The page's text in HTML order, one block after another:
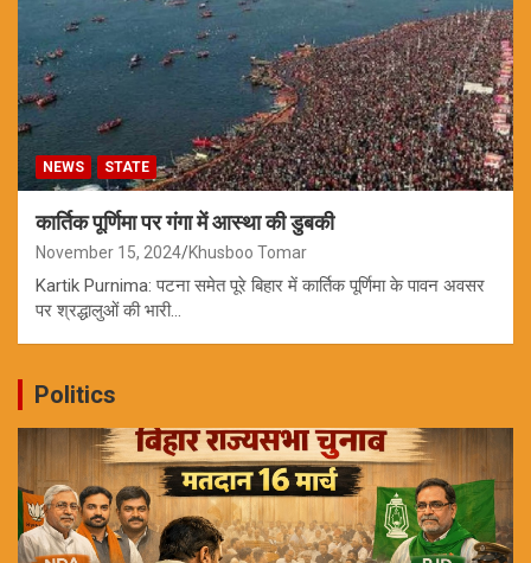
NEWS STATE
कार्तिक पूर्णिमा पर गंगा में आस्था की डुबकी
November 15, 2024 Khusboo Tomar
Kartik Purnima: पटना समेत पूरे बिहार में कार्तिक पूर्णिमा के पावन अवसर
पर श्रद्धालुओं की भारी…
Politics